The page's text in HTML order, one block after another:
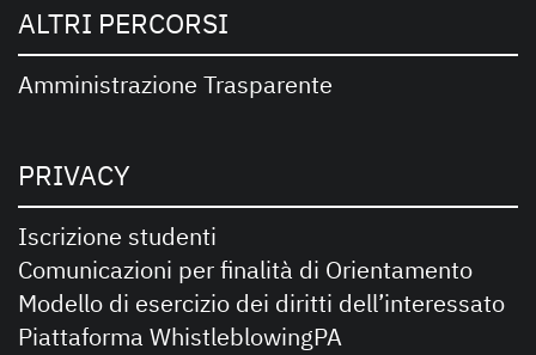
ALTRI PERCORSI
Amministrazione Trasparente
PRIVACY
Iscrizione studenti
Comunicazioni per finalità di Orientamento
Modello di esercizio dei diritti dell’interessato
Piattaforma WhistleblowingPA